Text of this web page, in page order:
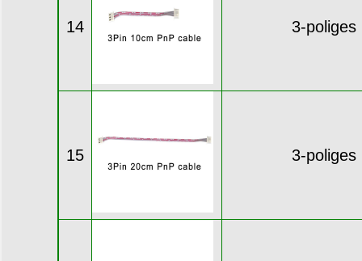
14 3-poliges
15 3-poliges